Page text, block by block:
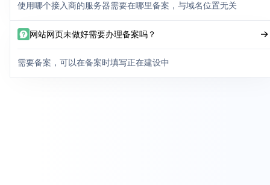
使用哪个接入商的服务器需要在哪里备案，与域名位置无关
网站网页未做好需要办理备案吗？
需要备案，可以在备案时填写正在建设中